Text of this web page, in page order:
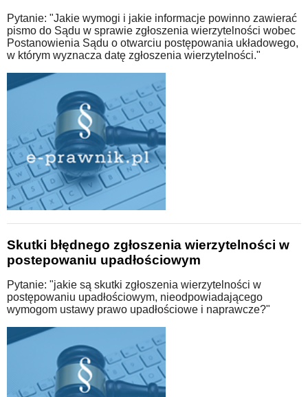
Pytanie: "Jakie wymogi i jakie informacje powinno zawierać
pismo do Sądu w sprawie zgłoszenia wierzytelności wobec
Postanowienia Sądu o otwarciu postępowania układowego,
w którym wyznacza datę zgłoszenia wierzytelności."
Skutki błędnego zgłoszenia wierzytelności w
postepowaniu upadłościowym
Pytanie: "jakie są skutki zgłoszenia wierzytelności w
postępowaniu upadłościowym, nieodpowiadającego
wymogom ustawy prawo upadłościowe i naprawcze?"